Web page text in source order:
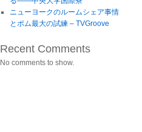
ニューヨークのルームシェア事情
とポム最大の試練 – TVGroove
Recent Comments
No comments to show.